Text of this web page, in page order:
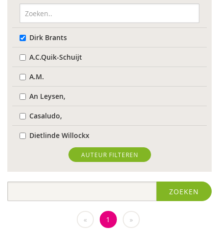
Dirk Brants
A.C.Quik-Schuijt
A.M.
An Leysen,
Casaludo,
Dietlinde Willockx
Landelijk Kenniscentrum LVB
Respect Foundation
AUTEUR FILTEREN
ZOEKEN
« 1 »